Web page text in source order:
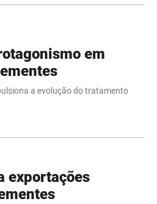
em
a evolução do tratamento
exportações